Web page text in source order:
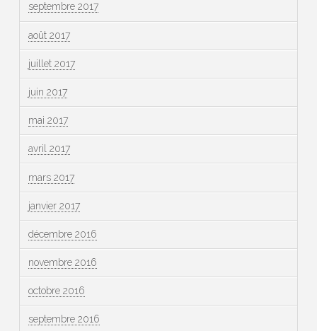
septembre 2017
août 2017
juillet 2017
juin 2017
mai 2017
avril 2017
mars 2017
janvier 2017
décembre 2016
novembre 2016
octobre 2016
septembre 2016